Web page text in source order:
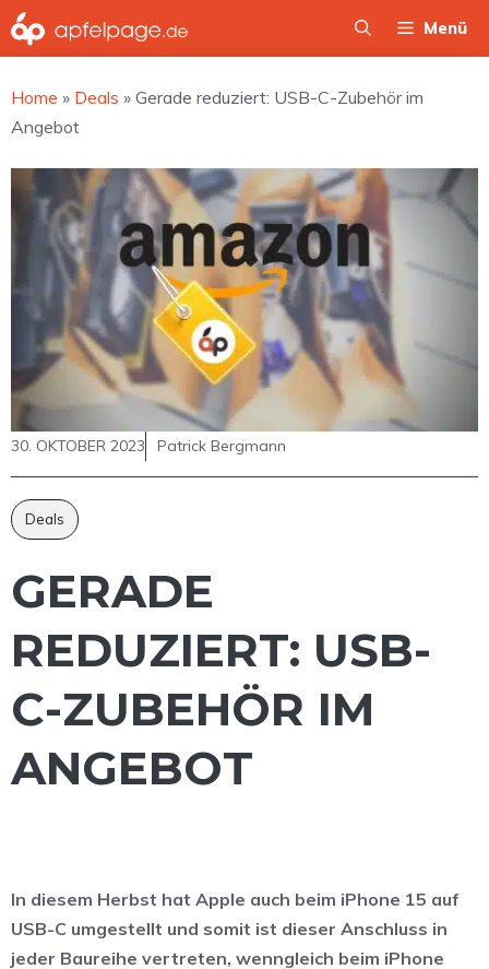
Zum
Inhalt
Menü
Home » Deals » Gerade reduziert: USB-C-Zubehör im
Angebot
30. OKTOBER 2023 Patrick Bergmann
Deals
GERADE
REDUZIERT: USB-
C-ZUBEHÖR IM
ANGEBOT
In diesem Herbst hat Apple auch beim iPhone 15 auf
USB-C umgestellt und somit ist dieser Anschluss in
jeder Baureihe vertreten, wenngleich beim iPhone